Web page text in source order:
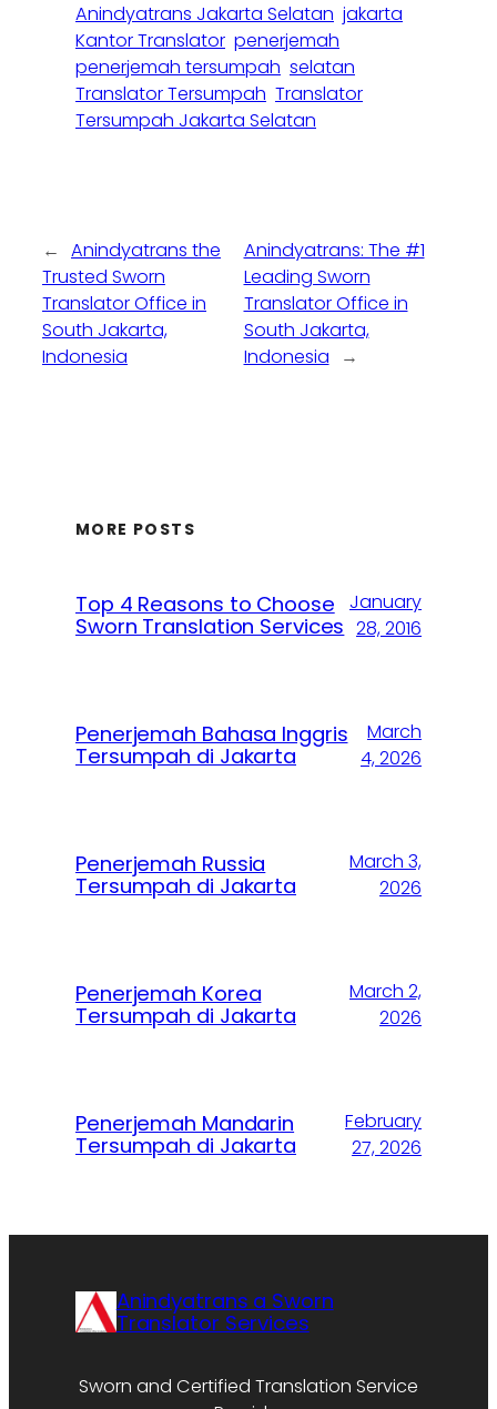
Anindyatrans Jakarta Selatan jakarta
Kantor Translator penerjemah
penerjemah tersumpah selatan
Translator Tersumpah Translator
Tersumpah Jakarta Selatan
← Anindyatrans the
Trusted Sworn
Translator Office in
South Jakarta,
Indonesia
Anindyatrans: The #1
Leading Sworn
Translator Office in
South Jakarta,
Indonesia
→
MORE POSTS
Top 4 Reasons to Choose
Sworn Translation Services
January
28, 2016
Penerjemah Bahasa Inggris
Tersumpah di Jakarta
March
4, 2026
Penerjemah Russia
Tersumpah di Jakarta
March 3,
2026
Penerjemah Korea
Tersumpah di Jakarta
March 2,
2026
Penerjemah Mandarin
Tersumpah di Jakarta
February
27, 2026
Anindyatrans a Sworn
Translator Services
Sworn and Certified Translation Service